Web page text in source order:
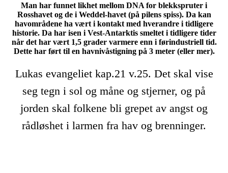
Man har funnet likhet mellom DNA for blekkspruter i
Rosshavet og de i Weddel-havet (på pilens spiss). Da kan
havområdene ha vært i kontakt med hverandre i tidligere
historie. Da har isen i Vest-Antarktis smeltet i tidligere tider
når det har vært 1,5 grader varmere enn i førindustriell tid.
Dette har ført til en havnivåstigning på 3 meter (eller mer).
Lukas evangeliet kap.21 v.25. Det skal vise
seg tegn i sol og måne og stjerner, og på
jorden skal folkene bli grepet av angst og
rådløshet i larmen fra hav og brenninger.